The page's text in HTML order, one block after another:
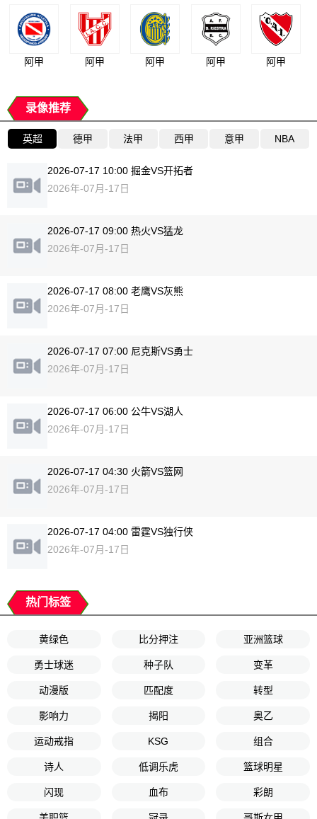
阿甲 阿甲 阿甲 阿甲 阿甲
录像推荐
英超 德甲 法甲 西甲 意甲 NBA
2026-07-17 10:00 掘金VS开拓者
2026年-07月-17日
2026-07-17 09:00 热火VS猛龙
2026年-07月-17日
2026-07-17 08:00 老鹰VS灰熊
2026年-07月-17日
2026-07-17 07:00 尼克斯VS勇士
2026年-07月-17日
2026-07-17 06:00 公牛VS湖人
2026年-07月-17日
2026-07-17 04:30 火箭VS篮网
2026年-07月-17日
2026-07-17 04:00 雷霆VS独行侠
2026年-07月-17日
热门标签
黄绿色 比分押注 亚洲篮球
勇士球迷 种子队 变革
动漫版 匹配度 转型
影响力 揭阳 奥乙
运动戒指 KSG 组合
诗人 低调乐虎 篮球明星
闪现 血布 彩朗